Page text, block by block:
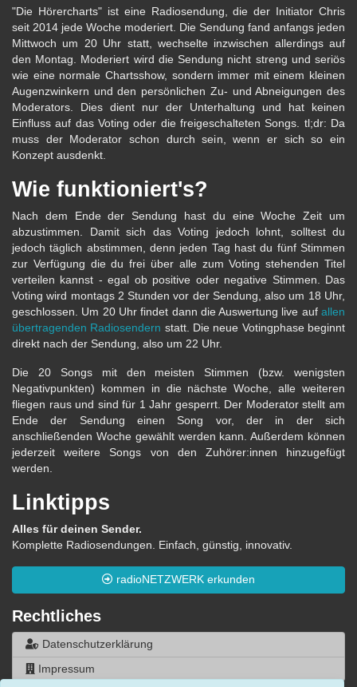
"Die Hörercharts" ist eine Radiosendung, die der Initiator Chris
seit 2014 jede Woche moderiert. Die Sendung fand anfangs jeden
Mittwoch um 20 Uhr statt, wechselte inzwischen allerdings auf
den Montag. Moderiert wird die Sendung nicht streng und seriös
wie eine normale Chartsshow, sondern immer mit einem kleinen
Augenzwinkern und den persönlichen Zu- und Abneigungen des
Moderators. Dies dient nur der Unterhaltung und hat keinen
Einfluss auf das Voting oder die freigeschalteten Songs. tl;dr: Da
muss der Moderator schon durch sein, wenn er sich so ein
Konzept ausdenkt.
Wie funktioniert's?
Nach dem Ende der Sendung hast du eine Woche Zeit um
abzustimmen. Damit sich das Voting jedoch lohnt, solltest du
jedoch täglich abstimmen, denn jeden Tag hast du fünf Stimmen
zur Verfügung die du frei über alle zum Voting stehenden Titel
verteilen kannst - egal ob positive oder negative Stimmen. Das
Voting wird montags 2 Stunden vor der Sendung, also um 18 Uhr,
geschlossen. Um 20 Uhr findet dann die Auswertung live auf allen
übertragenden Radiosendern statt. Die neue Votingphase beginnt
direkt nach der Sendung, also um 22 Uhr.
Die 20 Songs mit den meisten Stimmen (bzw. wenigsten
Negativpunkten) kommen in die nächste Woche, alle weiteren
fliegen raus und sind für 1 Jahr gesperrt. Der Moderator stellt am
Ende der Sendung einen Song vor, der in der sich
anschließenden Woche gewählt werden kann. Außerdem können
jederzeit weitere Songs von den Zuhörer:innen hinzugefügt
werden.
Linktipps
Alles für deinen Sender.
Komplette Radiosendungen. Einfach, günstig, innovativ.
radioNETZWERK erkunden
Rechtliches
Datenschutzerklärung
Impressum